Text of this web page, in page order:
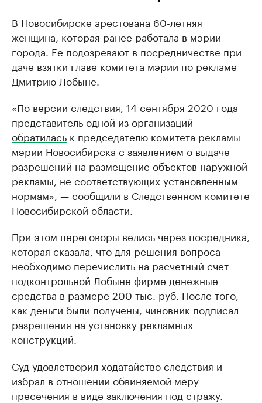
В Новосибирске арестована 60-летняя
женщина, которая ранее работала в мэрии
города. Ее подозревают в посредничестве при
даче взятки главе комитета мэрии по рекламе
Дмитрию Лобыне.
«По версии следствия, 14 сентября 2020 года
представитель одной из организаций
обратилась к председателю комитета рекламы
мэрии Новосибирска с заявлением о выдаче
разрешений на размещение объектов наружной
рекламы, не соответствующих установленным
нормам», — сообщили в Следственном комитете
Новосибирской области.
При этом переговоры велись через посредника,
которая сказала, что для решения вопроса
необходимо перечислить на расчетный счет
подконтрольной Лобыне фирме денежные
средства в размере 200 тыс. руб. После того,
как деньги были получены, чиновник подписал
разрешения на установку рекламных
конструкций.
Суд удовлетворил ходатайство следствия и
избрал в отношении обвиняемой меру
пресечения в виде заключения под стражу.